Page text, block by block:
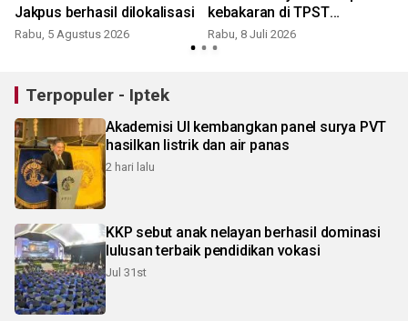
Jakpus berhasil dilokalisasi
Rabu, 5 Agustus 2026
kebakaran di TPST
Bantargebang
Rabu, 8 Juli 2026
Terpopuler - Iptek
Akademisi UI kembangkan panel surya PVT
hasilkan listrik dan air panas
2 hari lalu
KKP sebut anak nelayan berhasil dominasi
lulusan terbaik pendidikan vokasi
Jul 31st